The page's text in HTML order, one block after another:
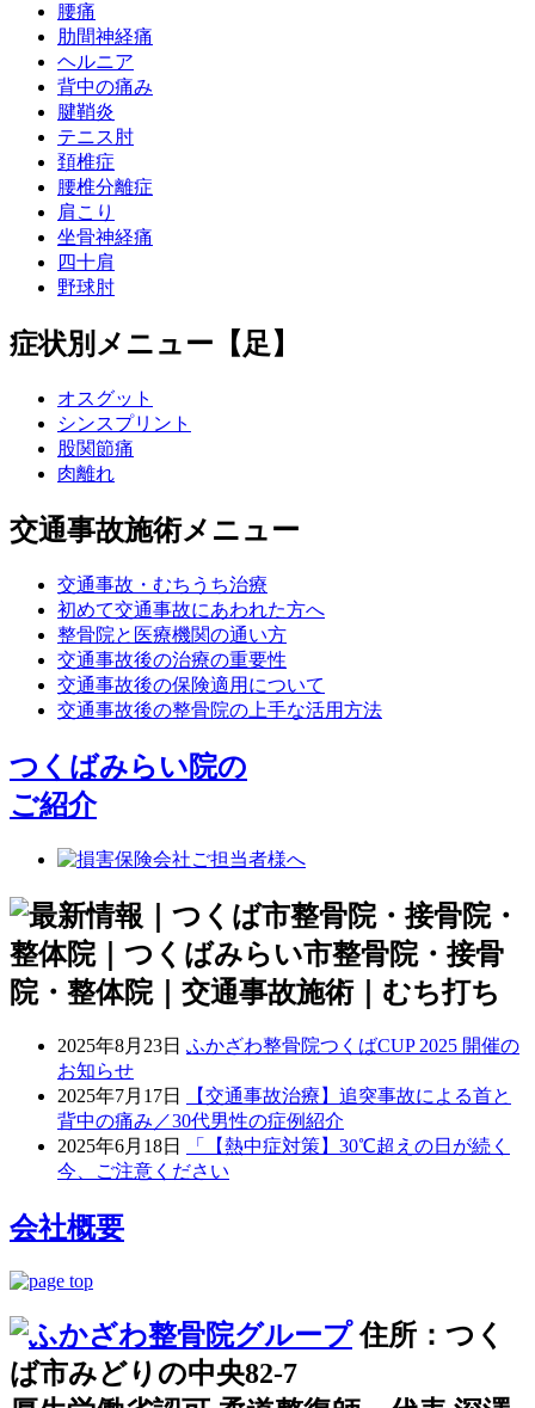
腰痛
肋間神経痛
ヘルニア
背中の痛み
腱鞘炎
テニス肘
頚椎症
腰椎分離症
肩こり
坐骨神経痛
四十肩
野球肘
症状別メニュー【足】
オスグット
シンスプリント
股関節痛
肉離れ
交通事故施術メニュー
交通事故・むちうち治療
初めて交通事故にあわれた方へ
整骨院と医療機関の通い方
交通事故後の治療の重要性
交通事故後の保険適用について
交通事故後の整骨院の上手な活用方法
つくばみらい院の
ご紹介
2025年8月23日 ふかざわ整骨院つくばCUP 2025 開催の
お知らせ
2025年7月17日
【交通事故治療】追突事故による首と
背中の痛み／30代男性の症例紹介
2025年6月18日
「【熱中症対策】30℃超えの日が続く
今、ご注意ください
会社概要
住所：つく
ば市みどりの中央82-7